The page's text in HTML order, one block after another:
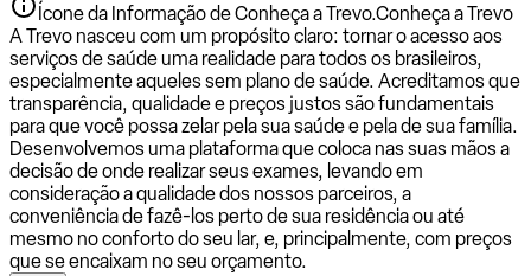
Ícone da Informação de Conheça a Trevo.Conheça a Trevo
A Trevo nasceu com um propósito claro: tornar o acesso aos
serviços de saúde uma realidade para todos os brasileiros,
especialmente aqueles sem plano de saúde. Acreditamos que
transparência, qualidade e preços justos são fundamentais
para que você possa zelar pela sua saúde e pela de sua família.
Desenvolvemos uma plataforma que coloca nas suas mãos a
decisão de onde realizar seus exames, levando em
consideração a qualidade dos nossos parceiros, a
conveniência de fazê-los perto de sua residência ou até
mesmo no conforto do seu lar, e, principalmente, com preços
que se encaixam no seu orçamento.